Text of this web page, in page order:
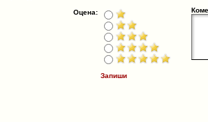
Оцена:
Запиши